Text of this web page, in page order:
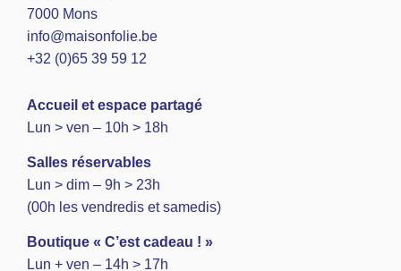
7000 Mons
info@maisonfolie.be
+32 (0)65 39 59 12
Accueil et espace partagé
Lun > ven – 10h > 18h
Salles réservables
Lun > dim – 9h > 23h
(00h les vendredis et samedis)
Boutique « C’est cadeau ! »
Lun + ven – 14h > 17h